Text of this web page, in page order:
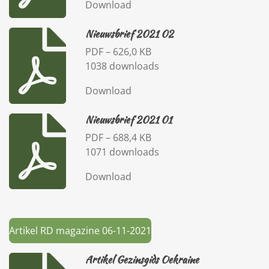
Download
Nieuwsbrief 2021 02
PDF – 626,0 KB
1038 downloads
Download
Nieuwsbrief 2021 01
PDF – 688,4 KB
1071 downloads
Download
Artikel RD magazine 06-11-2021
Artikel Gezinsgids Oekraine